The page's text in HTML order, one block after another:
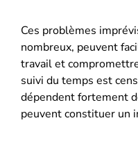
Ces problèmes
nombreux, peuvent
travail et
suivi du temps est
dépendent fortement
peuvent constituer un